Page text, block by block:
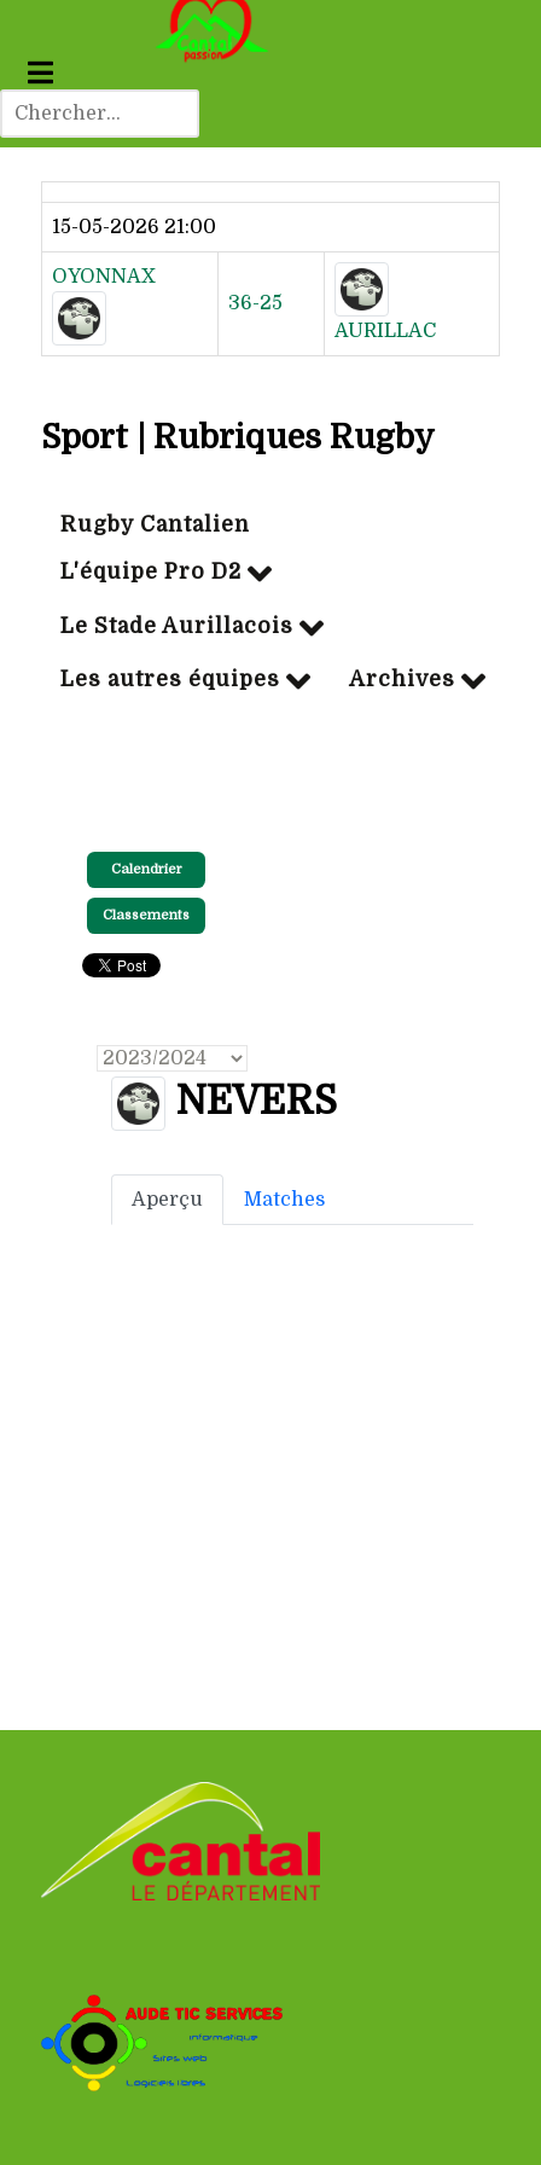
Dernier résultat
15-05-2026 21:00
OYONNAX
36-25
AURILLAC
Sport | Rubriques Rugby
Rugby Cantalien
L'équipe Pro D2
Le Stade Aurillacois
Les autres équipes Archives
Calendrier
Classements
NEVERS
Aperçu Matches